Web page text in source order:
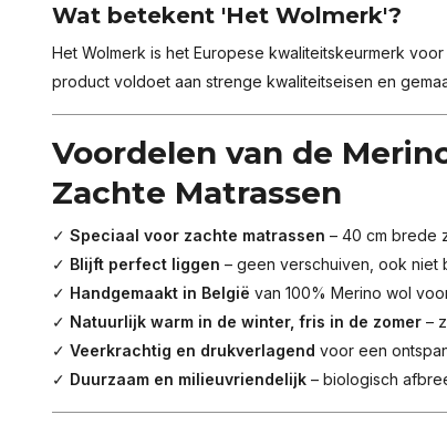
Wat betekent 'Het Wolmerk'?
Het Wolmerk is het Europese kwaliteitskeurmerk
product voldoet aan strenge kwaliteitseisen en
Voordelen van de
Zachte Matrassen
✓ Speciaal voor zachte matrassen – 40 cm brede
✓ Blijft perfect liggen – geen verschuiven, ook niet
✓ Handgemaakt in België van 100% Merino wol
✓ Natuurlijk warm in de winter, fris in de zomer –
✓ Veerkrachtig en drukverlagend voor een
✓ Duurzaam en milieuvriendelijk – biologisch